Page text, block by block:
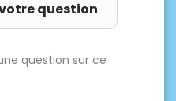
question
question sur ce